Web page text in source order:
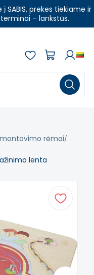
SABIS, prekes tiekiame ir
– lankstūs.
montavimo rėmai
lenta